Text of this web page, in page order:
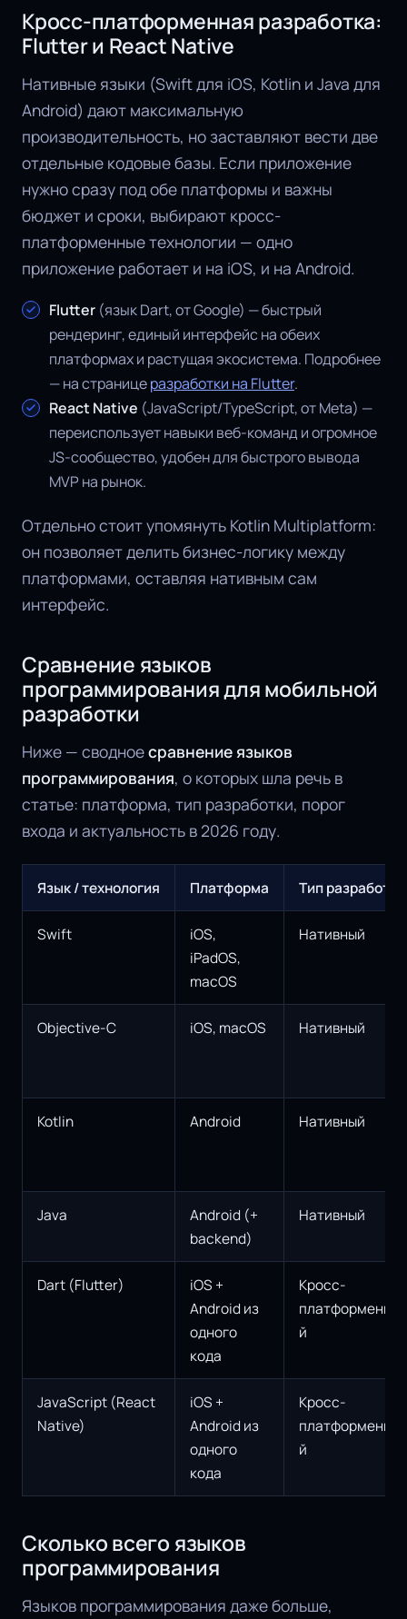
Кросс-платформенная разработка:
Flutter и React Native
Нативные языки (Swift для iOS, Kotlin и Java для
Android) дают максимальную
производительность, но заставляют вести две
отдельные кодовые базы. Если приложение
нужно сразу под обе платформы и важны
бюджет и сроки, выбирают кросс-
платформенные технологии — одно
приложение работает и на iOS, и на Android.
Flutter (язык Dart, от Google) — быстрый
рендеринг, единый интерфейс на обеих
платформах и растущая экосистема. Подробнее
— на страницеразработки на Flutter.
React Native (JavaScript/TypeScript, от Meta) —
переиспользует навыки веб-команд и огромное
JS-сообщество, удобен для быстрого вывода
MVP на рынок.
Отдельно стоит упомянуть Kotlin Multiplatform:
он позволяет делить бизнес-логику между
платформами, оставляя нативным сам
интерфейс.
Сравнение языков
программирования для мобильной
разработки
Ниже — сводноесравнение языков
программирования, о которых шла речь в
статье: платформа, тип разработки, порог
входа и актуальность в 2026 году.
Язык / технология Платформа Тип разработки
Swift
iOS,
iPadOS,
macOS
Нативный
Objective-C iOS, macOS Нативный
Kotlin Android Нативный
Java
Android (+
backend)
Нативный
Dart (Flutter)
iOS +
Android из
одного
кода
Кросс-
платформенны
й
JavaScript (React
Native)
iOS +
Android из
одного
кода
Кросс-
платформенны
й
Сколько всего языков
программирования
Языков программирования даже больше,